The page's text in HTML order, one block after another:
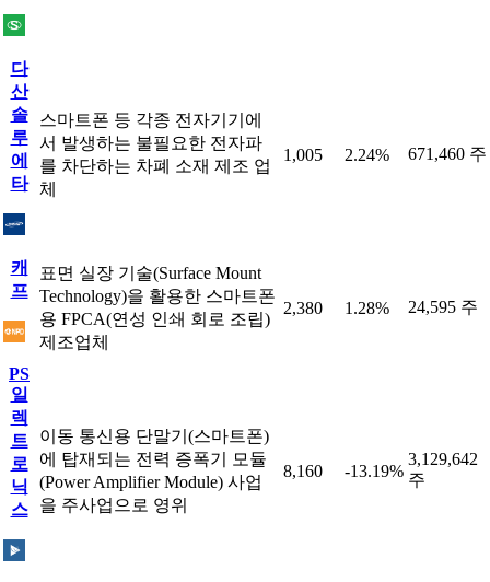
다
산
솔
루
에
타
스마트폰 등 각종 전자기기에
서 발생하는 불필요한 전자파
를 차단하는 차폐 소재 제조 업
체
1,005 2.24% 671,460 주
캐
프
표면 실장 기술(Surface Mount
Technology)을 활용한 스마트폰
용 FPCA(연성 인쇄 회로 조립)
제조업체
2,380 1.28% 24,595 주
PS
일
렉
트
로
닉
스
이동 통신용 단말기(스마트폰)
에 탑재되는 전력 증폭기 모듈
(Power Amplifier Module) 사업
을 주사업으로 영위
8,160 -13.19%
3,129,642
주